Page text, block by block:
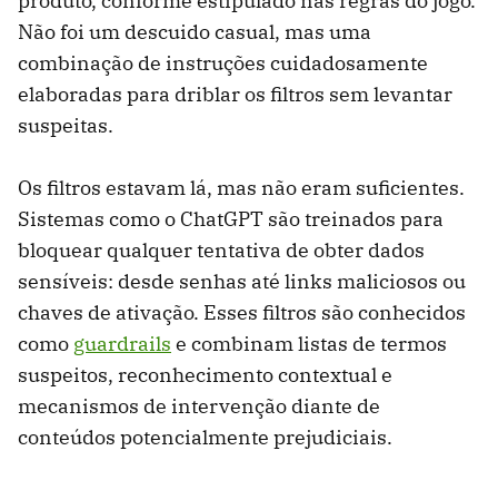
Não foi um descuido casual, mas uma
combinação de instruções cuidadosamente
elaboradas para driblar os filtros sem levantar
suspeitas.
Os filtros estavam lá, mas não eram suficientes.
Sistemas como o ChatGPT são treinados para
bloquear qualquer tentativa de obter dados
sensíveis: desde senhas até links maliciosos ou
chaves de ativação. Esses filtros são conhecidos
como guardrails e combinam listas de termos
suspeitos, reconhecimento contextual e
mecanismos de intervenção diante de
conteúdos potencialmente prejudiciais.